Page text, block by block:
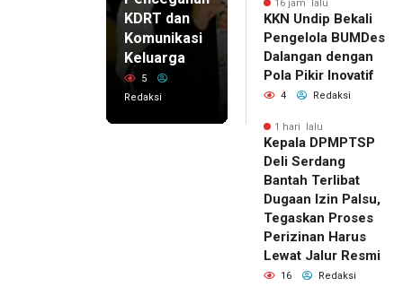
KDRT dan
Komunikasi
Keluarga
5
Redaksi
16 jam lalu
KKN Undip Bekali
Pengelola BUMDes
Dalangan dengan
Pola Pikir Inovatif
4 Redaksi
1 hari lalu
Kepala DPMPTSP
Deli Serdang
Bantah Terlibat
Dugaan Izin Palsu,
Tegaskan Proses
Perizinan Harus
Lewat Jalur Resmi
16 Redaksi